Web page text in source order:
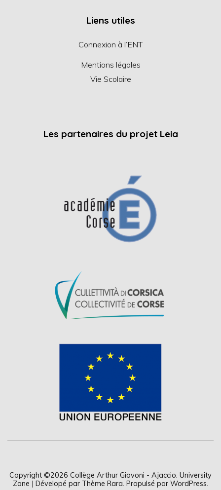
Liens utiles
Connexion à l’ENT
Mentions légales
Vie Scolaire
Les partenaires du projet Leia
Copyright ©2026 Collège Arthur Giovoni - Ajaccio University
Zone | Dévelopé par Thème Rara . Propulsé par WordPress